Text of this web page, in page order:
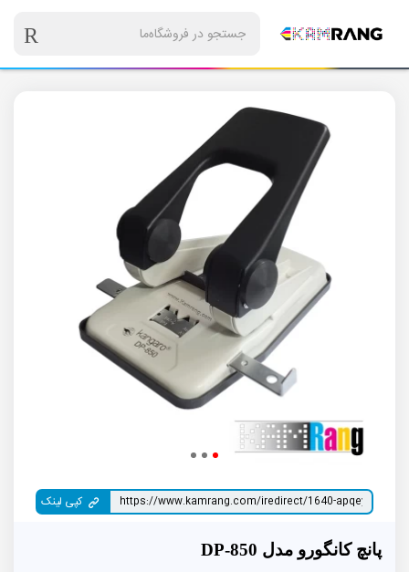
کپی لینک
پانچ کانگورو مدل DP-850